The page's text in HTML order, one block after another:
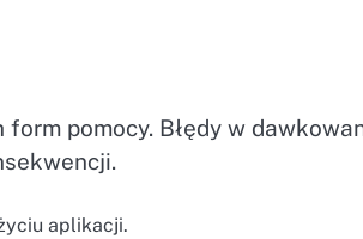
pomocy. Błędy w
aplikacji.